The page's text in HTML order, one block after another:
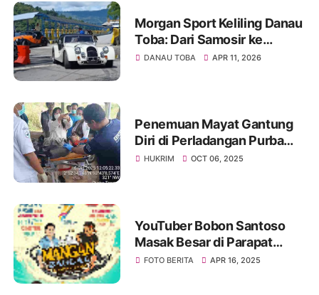
Morgan Sport Keliling Danau
Toba: Dari Samosir ke
Siantar, Harmoni Sport
DANAU TOBA APR 11, 2026
Penemuan Mayat Gantung
Diri di Perladangan Purba
Tongah
HUKRIM OCT 06, 2025
YouTuber Bobon Santoso
Masak Besar di Parapat
dalam Rangka Memeriahkan
FOTO BERITA APR 16, 2025